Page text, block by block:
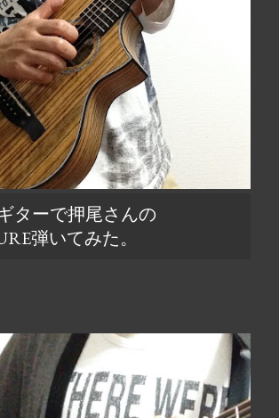
ターで押尾さんの
弾いてみた。